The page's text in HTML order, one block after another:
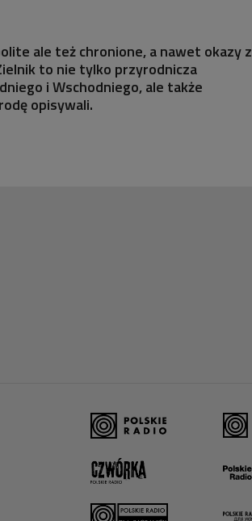
ale też chronione, a nawet okazy z
to nie tylko przyrodnicza
i Wschodniego, ale także
opisywali.